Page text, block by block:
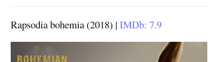
Rapsodia bohemia (2018) |IMDb: 7.9